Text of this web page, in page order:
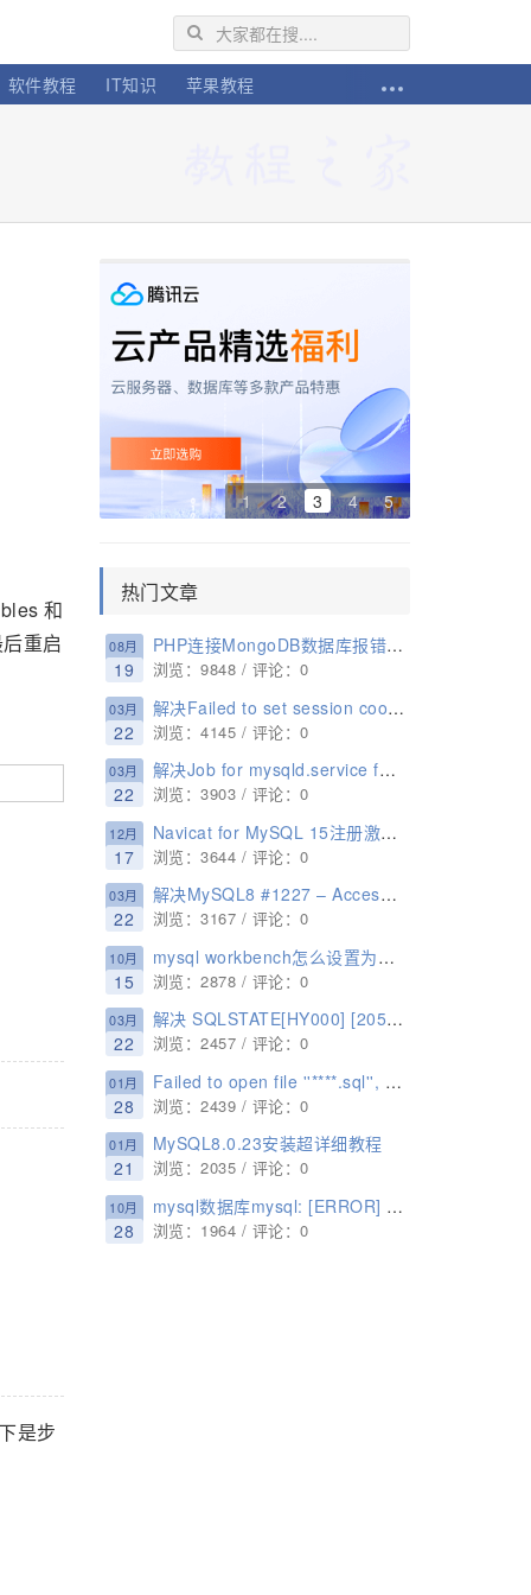
软件教程 IT知识 苹果教程
和
重启
是步
1 2 3 4 5
热门文章
08月
19
PHP连接MongoDB数据库报错“No suitable servers found (`serverSelectionTryOnce` set)”的解决办法
浏览：9848 / 评论：0
03月
22
解决Failed to set session cookie. Maybe you are using HTTP instead of HTTPS to access phpMyAdmin
浏览：4145 / 评论：0
03月
22
解决Job for mysqld.service failed because the control process exited with error code. See “systemctl status mysqld.service” and “journalctl -xe” for details.
浏览：3903 / 评论：0
12月
17
Navicat for MySQL 15注册激活详细教程
浏览：3644 / 评论：0
03月
22
解决MySQL8 #1227 – Access denied; you need (at least one of) the SYSTEM_USER privilege(s) for this operation
浏览：3167 / 评论：0
10月
15
mysql workbench怎么设置为中文？
浏览：2878 / 评论：0
03月
22
解决 SQLSTATE[HY000] [2054] The server requested authentication method unknown to the client
浏览：2457 / 评论：0
01月
28
Failed to open file ''****.sql'', error: 2的解决方案
浏览：2439 / 评论：0
01月
21
MySQL8.0.23安装超详细教程
浏览：2035 / 评论：0
10月
28
mysql数据库mysql: [ERROR] unknown option '--skip-grant-tables'
浏览：1964 / 评论：0